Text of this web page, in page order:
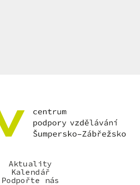
Aktuality
Kalendář
Podpořte nás